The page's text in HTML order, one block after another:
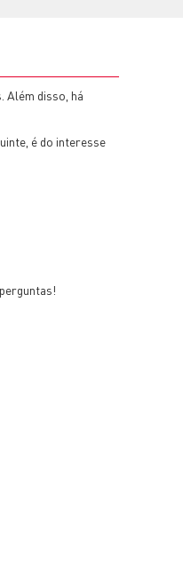
Além disso, há
é do interesse